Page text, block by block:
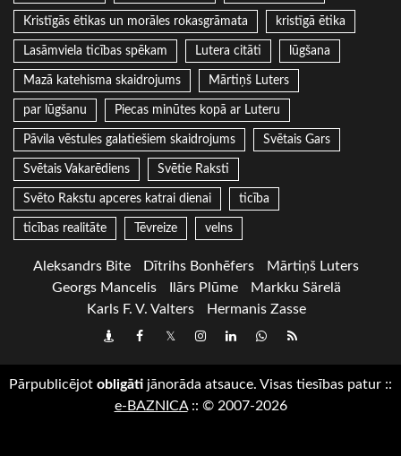
Kristīgās ētikas un morāles rokasgrāmata kristīgā ētika
Lasāmviela ticības spēkam Lutera citāti lūgšana
Mazā katehisma skaidrojums Mārtiņš Luters
par lūgšanu Piecas minūtes kopā ar Luteru
Pāvila vēstules galatiešiem skaidrojums Svētais Gars
Svētais Vakarēdiens Svētie Raksti
Svēto Rakstu apceres katrai dienai ticība
ticības realitāte Tēvreize velns
Aleksandrs Bite Dītrihs Bonhēfers
Mārtiņš Luters
Georgs Mancelis
Ilārs Plūme
Markku Särelä
Karls F. V. Valters
Hermanis Zasse
DraugiemFacebook
TwitterInstagram
LinkedInwhatsapp
RSS
Pārpublicējot obligāti jānorāda atsauce. Visas tiesības patur ::
e-BAZNICA:: © 2007-2026